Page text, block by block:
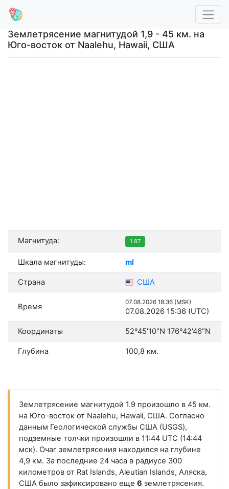
Землетрясение магнитудой 1,9 - 45 км. на
Юго-восток от Naalehu, Hawaii, США
Магнитуда: 1.87
Шкала магнитуды: ml
Страна США
Время 07.08.2026 18:36 (MSK)
07.08.2026 15:36 (UTC)
Координаты 52°45'10"N 176°42'46"N
Глубина 100,8 км.
Землетрясение магнитудой 1.9 произошло в 45 км.
на Юго-восток от Naalehu, Hawaii, США. Согласно
данным Геологической службы США (USGS),
подземные толчки произошли в 11:44 UTC (14:44
мск). Очаг землетрясения находился на глубине
4,9 км. За последние 24 часа в радиусе 300
километров от Rat Islands, Aleutian Islands, Аляска,
США было зафиксировано еще 6 землетрясения.